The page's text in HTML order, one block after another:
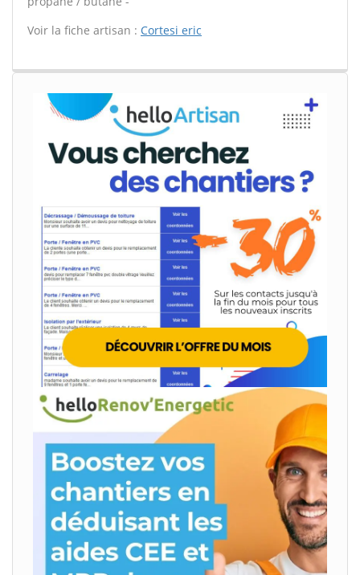
Voir la fiche artisan : Cortesi eric